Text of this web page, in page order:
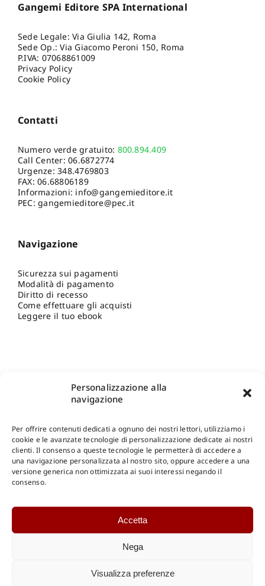
Personalizzazione alla
navigazione
Per offrire contenuti dedicati a ognuno dei nostri lettori, utilizziamo i
cookie e le avanzate tecnologie di personalizzazione dedicate ai nostri
clienti. Il consenso a queste tecnologie le permetterà di accedere a
una navigazione personalizzata al nostro sito, oppure accedere a una
versione generica non ottimizzata ai suoi interessi negando il
consenso.
Accetta
Nega
Visualizza preferenze
Gangemi Editore SPA International
Sede Legale: Via Giulia 142, Roma
Sede Op.: Via Giacomo Peroni 150, Roma
P.IVA: 07068861009
Privacy Policy
Cookie Policy
Contatti
Numero verde gratuito: 800.894.409
Call Center:06.6872774
Urgenze:348.4769803
FAX: 06.68806189
Informazioni: info@gangemieditore.it
PEC: gangemieditore@pec.it
Navigazione
Sicurezza sui pagamenti
Modalità di pagamento
Diritto di recesso
Come effettuare gli acquisti
Leggere il tuo ebook
Shop Gangemi Editore-Pagamenti Sicuri e anche Rateali
Catalogo Online
Catalogo Internazionale
DOWNLOAD
Catalogo Internazionale